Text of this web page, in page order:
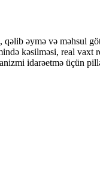
əymə və məhsul
kəsilməsi, real
idarəetmə üçün